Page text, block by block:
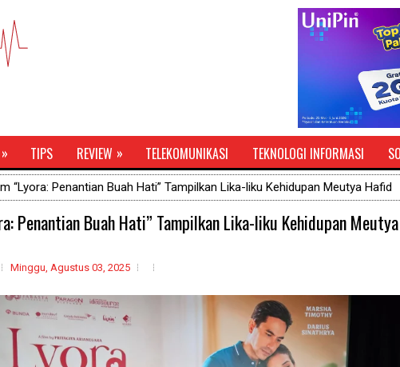
» TIPS REVIEW » TELEKOMUNIKASI TEKNOLOGI INFORMASI
“Lyora: Penantian Buah Hati” Tampilkan Lika-liku Kehidupan Meutya Hafid
Penantian Buah Hati” Tampilkan Lika-liku Kehidupan Meutya
Minggu, Agustus 03, 2025